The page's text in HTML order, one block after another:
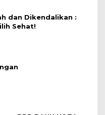
dan Dikendalikan :
Sehat!